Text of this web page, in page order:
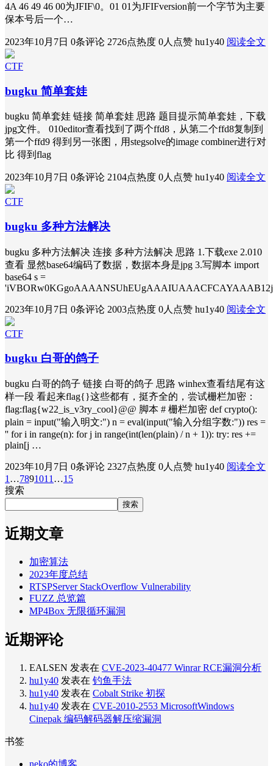
4A 46 49 46 00为JFIF\0。01 01为JFIFversion前一个字节为主要
保本号后一个…
2023年10月7日 0条评论 2726点热度 0人点赞 hu1y40 阅读全文
CTF
bugku 简单套娃
bugku 简单套娃 链接 简单套娃 思路 题目提示简单套娃，下载
jpg文件。 010editor查看找到了两个ffd8，从第二个ffd8复制到
第一个ffd9 得到另一张图，用stegsolve的image combiner进行对
比 得到flag
2023年10月7日 0条评论 2104点热度 0人点赞 hu1y40 阅读全文
CTF
bugku 多种方法解决
bugku 多种方法解决 连接 多种方法解决 思路 1.下载exe 2.010
查看 显然base64编码了数据，数据本身是jpg 3.写脚本 import
base64 s =
2023年10月7日 0条评论 2003点热度 0人点赞 hu1y40 阅读全文
CTF
bugku 白哥的鸽子
bugku 白哥的鸽子 链接 白哥的鸽子 思路 winhex查看结尾有这
样一段 看起来flag{}这些都有，挺齐全的，尝试栅栏加密：
flag:flag{w22_is_v3ry_cool}@@ 脚本 # 栅栏加密 def crypto():
plain = input("输入明文:") n = eval(input("输入分组字数:")) res =
'' for i in range(n): for j in range(int(len(plain) / n + 1)): try: res +=
plain[j …
2023年10月7日 0条评论 2327点热度 0人点赞 hu1y40 阅读全文
1 …7891011 …15
搜索
搜索
近期文章
加密算法
2023年度总结
RTSPServer StackOverflow Vulnerability
FUZZ 总览篇
MP4Box 无限循环漏洞
近期评论
EALSEN 发表在 CVE-2023-40477 Winrar RCE漏洞分析
hu1y40 发表在 钓鱼手法
hu1y40 发表在 Cobalt Strike 初探
hu1y40 发表在 CVE-2010-2553 MicrosoftWindows
Cinepak 编码解码器解压缩漏洞
书签
neko的博客